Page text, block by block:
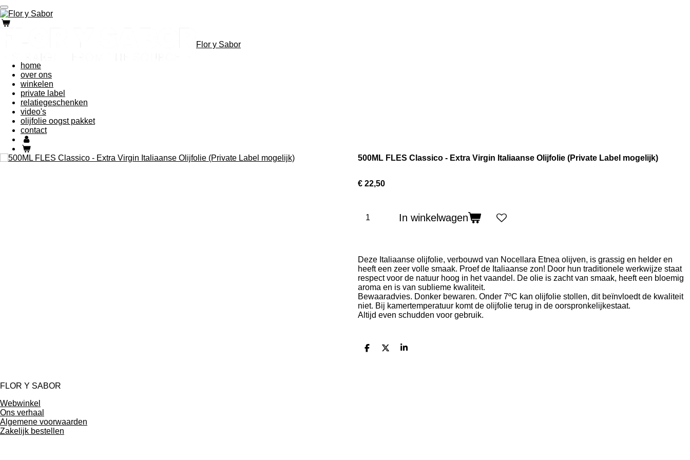
Ga
direct
naar
Flor y Sabor
home
over ons
winkelen
private label
relatiegeschenken
video's
olijfolie oogst pakket
contact
500ML FLES Classico - Extra Virgin Italiaanse Olijfolie (Private Label mogelijk)
€ 22,50
In winkelwagen
Deze Italiaanse olijfolie, verbouwd van Nocellara Etnea olijven, is grassig en helder en
heeft een zeer volle smaak. Proef de Italiaanse zon! Door hun traditionele werkwijze staat
respect voor de natuur hoog in het vaandel. De olie is zacht van smaak, heeft een bloemig
aroma en is van sublieme kwaliteit.
Bewaaradvies. Donker bewaren. Onder 7ºC kan olijfolie stollen, dit beïnvloedt de kwaliteit
niet. Bij kamertemperatuur komt de olijfolie terug in de oorspronkelijkestaat.
Altijd even schudden voor gebruik.
D
D
S
FLOR Y SABOR
Webwinkel
Ons verhaal
Algemene voorwaarden
Zakelijk bestellen